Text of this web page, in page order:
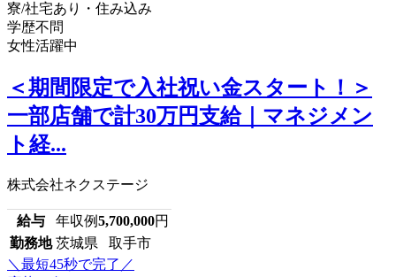
寮/社宅あり・住み込み
学歴不問
女性活躍中
＜期間限定で入社祝い金スタート！＞
一部店舗で計30万円支給｜マネジメン
ト経...
株式会社ネクステージ
給与 年収例5,700,000円
勤務地 茨城県 取手市
＼最短45秒で完了／